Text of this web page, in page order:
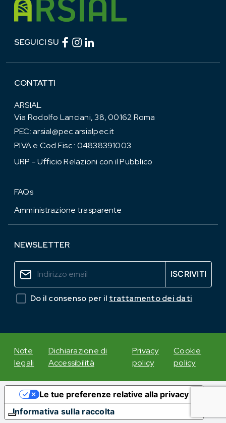
SEGUICI SU Facebook (link esterno)
Instagram (link esterno)
CONTATTI
ARSIAL
Via Rodolfo Lanciani, 38, 00162 Roma
PEC:arsial@pec.arsialpec.it
P.IVA e Cod.Fisc.: 04838391003
URP - Ufficio Relazioni con il Pubblico
FAQs
Amministrazione trasparente
NEWSLETTER
Do il consenso per il trattamento dei dati
Note
legali
Dichiarazione di
Accessibilità
Privacy
policy
Cookie
policy
Informativa sulla raccolta
Le tue preferenze relative alla privacy